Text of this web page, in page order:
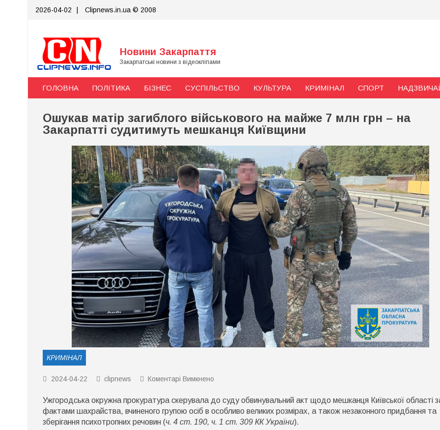
2026-04-02 Clipnews.in.ua © 2008
Новини Закарпаття
Закарпатські новини з відеокліпами
ГОЛОВНА ПОЛІТИКА БІЗНЕС СУСПІЛЬСТВО КУЛЬТУРА КРИМІНАЛ СПОРТ
Ошукав матір загиблого військового на майже 7 млн грн – на
Закарпатті судитимуть мешканця Київщини
КРИМІНАЛ
2024-04-22 clipnews Коментарі Вимкнено
загиблого
військового
на
майже
Ужгородська окружна прокуратура скерувала до суду обвинувальний акт щодо мешканця Київської області
фактами шахрайства, вчиненого групою осіб в особливо великих розмірах, а також незаконного придбання та
зберігання психотропних речовин (ч. 4 ст. 190, ч. 1 ст. 309 КК України).